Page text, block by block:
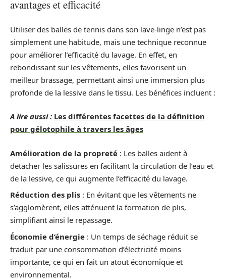
avantages et efficacité
Utiliser des balles de tennis dans son lave-linge n’est pas
simplement une habitude, mais une technique reconnue
pour améliorer l’efficacité du lavage. En effet, en
rebondissant sur les vêtements, elles favorisent un
meilleur brassage, permettant ainsi une immersion plus
profonde de la lessive dans le tissu. Les bénéfices incluent :
A lire aussi : Les différentes facettes de la définition
pour gélotophile à travers les âges
Amélioration de la propreté : Les balles aident à
detacher les salissures en facilitant la circulation de l’eau et
de la lessive, ce qui augmente l’efficacité du lavage.
Réduction des plis : En évitant que les vêtements ne
s’agglomèrent, elles atténuent la formation de plis,
simplifiant ainsi le repassage.
Économie d’énergie : Un temps de séchage réduit se
traduit par une consommation d’électricité moins
importante, ce qui en fait un atout économique et
environnemental.